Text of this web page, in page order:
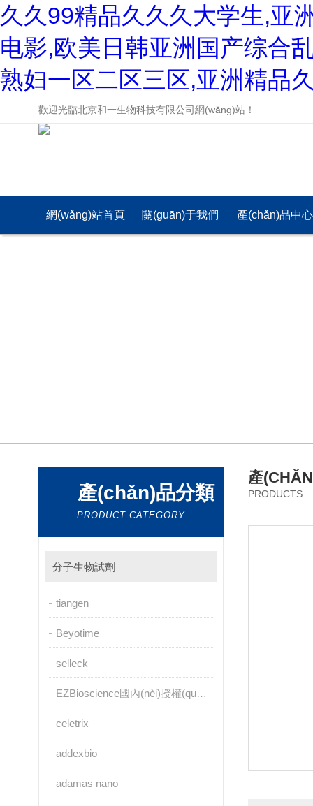
久久99精品久久久大学生,亚
电影,欧美日韩亚洲国产综合
熟妇一区二区三区,亚洲精品
歡迎光臨北京和一生物科技有限公司網(wǎng)站！
網(wǎng)站首頁 關(guān)于我們 產(chǎn)品中心
產(chǎn)品分類
PRODUCT CATEGORY
分子生物試劑
tiangen
Beyotime
selleck
EZBioscience國內(nèi)授權(quán)代理
celetrix
addexbio
adamas nano
產
PRODUCTS